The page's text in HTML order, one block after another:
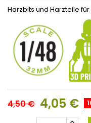
Harzbits und Harzteile
4,50 € 4,05 €